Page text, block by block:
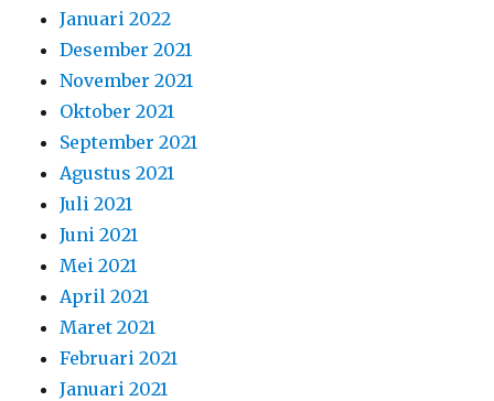
Januari 2022
Desember 2021
November 2021
Oktober 2021
September 2021
Agustus 2021
Juli 2021
Juni 2021
Mei 2021
April 2021
Maret 2021
Februari 2021
Januari 2021